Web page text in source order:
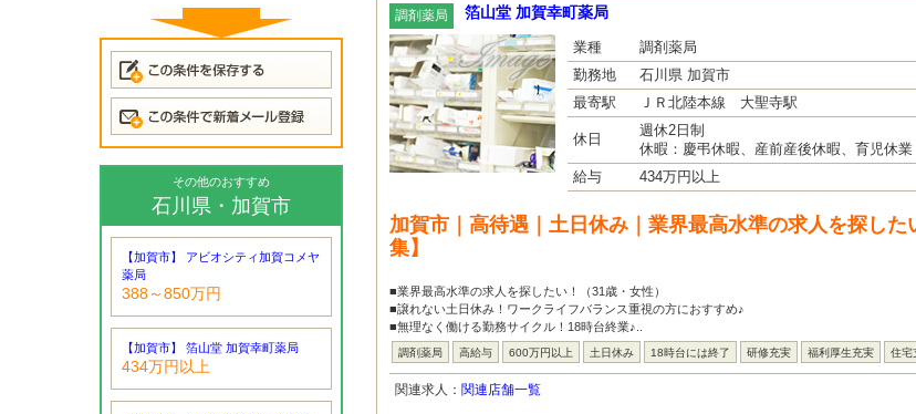
その他のおすすめ
石川県・加賀市
【加賀市】 アビオシティ加賀コメヤ
薬局
388～850万円
【加賀市】 箔山堂 加賀幸町薬局
434万円以上
調剤薬局 箔山堂 加賀幸町薬局
業種
調剤薬局
勤務地
石川県 加賀市
最寄駅
ＪＲ北陸本線 大聖寺駅
休日
週休2日制
休暇：慶弔休暇、産前産後休暇、育児休業
給与
434万円以上
加賀市｜高待遇｜土日休み｜業界最高水準の求人を探し
集】
■業界最高水準の求人を探したい！（31歳・女性）
■譲れない土日休み！ワークライフバランス重視の方におすすめ♪
■無理なく働ける勤務サイクル！18時台終業♪..
調剤薬局 高給与 600万円以上 土日休み 18時台には終了 研修充実 福利厚生充実 住宅
関連求人： 関連店舗一覧